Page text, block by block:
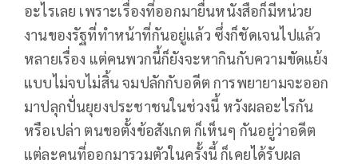
อะไรเลย เพราะเรื่องที่ออกมายื่นหนังสือก็มีหน่วย
งานของรัฐที่ทำหน้าที่กันอยู่แล้ว ซึ่งก็ชัดเจนไปแล้ว
หลายเรื่อง แต่คนพวกนี้ก็ยังจะหากินกับความขัดแย้ง
แบบไม่จบไม่สิ้น จมปลักกับอดีต การพยายามจะออก
มาปลุกปั่นยุยงประชาชนในช่วงนี้ หวังผลอะไรกัน
หรือเปล่า ตนขอตั้งข้อสังเกต ก็เห็นๆ กันอยู่ว่าอดีต
แต่ละคนที่ออกมารวมตัวในครั้งนี้ ก็เคยได้รับผล